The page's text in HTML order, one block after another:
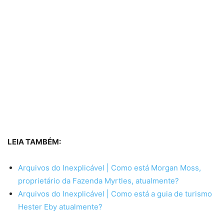
LEIA TAMBÉM:
Arquivos do Inexplicável | Como está Morgan Moss,
proprietário da Fazenda Myrtles, atualmente?
Arquivos do Inexplicável | Como está a guia de turismo
Hester Eby atualmente?